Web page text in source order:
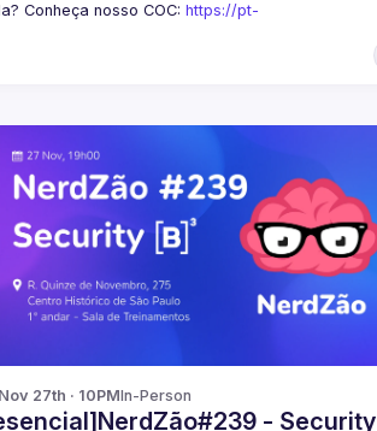
Conheça nosso COC: https://pt-
27th · 10PMIn-Person
- Security